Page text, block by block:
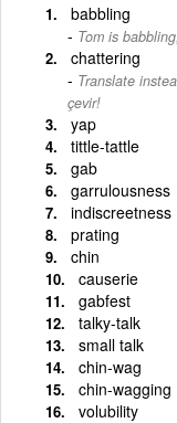
babbling
Tom is
chattering
Translate
çevir!
yap
tittle-tattle
gab
garrulousness
indiscreetness
prating
chin
causerie
gabfest
talky-talk
small talk
chin-wag
chin-wagging
volubility